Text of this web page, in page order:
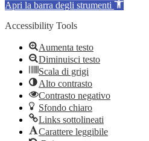
Apri la barra degli strumenti
Accessibility Tools
Aumenta testo
Diminuisci testo
Scala di grigi
Alto contrasto
Contrasto negativo
Sfondo chiaro
Links sottolineati
Carattere leggibile